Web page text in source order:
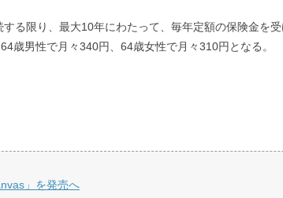
る限り、最大10年にわたって、毎年定額の保険金を
歳男性で月々340円、64歳女性で月々310円となる。
」を発売へ